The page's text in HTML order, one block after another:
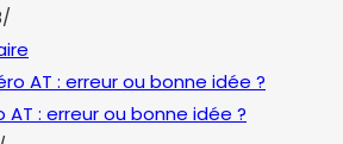
/
: erreur ou bonne idée ?